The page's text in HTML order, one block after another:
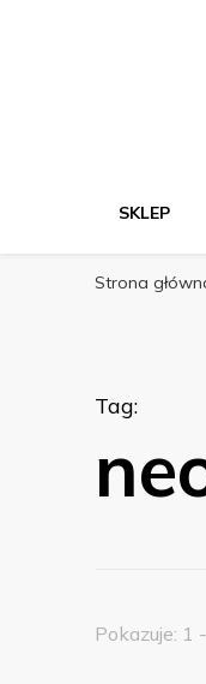
SKLEP
Strona
Tag:
Pokazuje: 1